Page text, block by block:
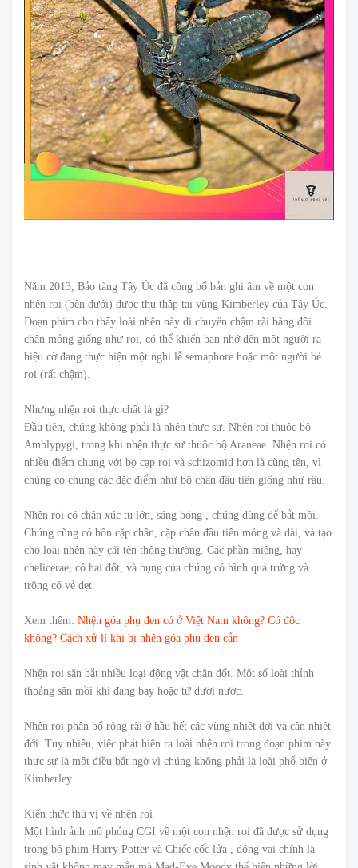
Năm 2013, Bảo tàng Tây Úc đã công bố bản ghi âm về một con
nhện roi (bên dưới) được thu thập tại vùng Kimberley của Tây Úc.
Đoạn phim cho thấy loài nhện này di chuyển chậm rãi bằng đôi
chân mỏng giống như roi, có thể khiến bạn nhớ đến một người ra
hiệu cờ đang thực hiện một nghi lễ semaphore hoặc một người bẻ
roi (rất chậm).
Nhưng nhện roi thực chất là gì?
Đầu tiên, chúng không phải là nhện thực sự. Nhện roi thuộc bộ
Amblypygi, trong khi nhện thực sự thuộc bộ Araneae. Nhện roi có
nhiều điểm chung với bọ cạp roi và schizomid hơn là cùng tên, vì
chúng có chung các đặc điểm như bộ chân đầu tiên giống như râu.
Nhện roi có chân xúc tu lớn, sáng bóng , chúng dùng để bắt mồi.
Chúng cũng có bốn cặp chân, cặp chân đầu tiên mỏng và dài, và tạo
cho loài nhện này cái tên thông thường. Các phần miệng, hay
chelicerae, có hai đốt, và bụng của chúng có hình quả trứng và
trông có vẻ dẹt.
Xem thêm: Nhện góa phụ đen có ở Việt Nam không? Có độc
không? Cách xử lí khi bị nhện góa phụ đen cắn
Nhện roi săn bắt nhiều loại động vật chân đốt. Một số loài thỉnh
thoảng săn mồi khi đang bay hoặc từ dưới nước.
Nhện roi phân bố rộng rãi ở hầu hết các vùng nhiệt đới và cận nhiệt
đới. Tuy nhiên, việc phát hiện ra loài nhện roi trong đoạn phim này
thực sự là một điều bất ngờ vì chúng không phải là loài phổ biến ở
Kimberley.
Kiến thức thú vị về nhện roi
Một hình ảnh mô phỏng CGI về một con nhện roi đã được sử dụng
trong bộ phim Harry Potter và Chiếc cốc lửa , đóng vai chính là